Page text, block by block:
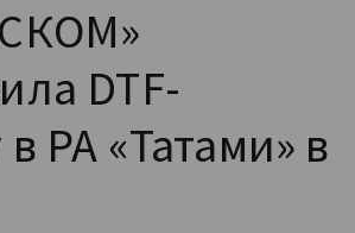
DTF-
РА «Татами» в